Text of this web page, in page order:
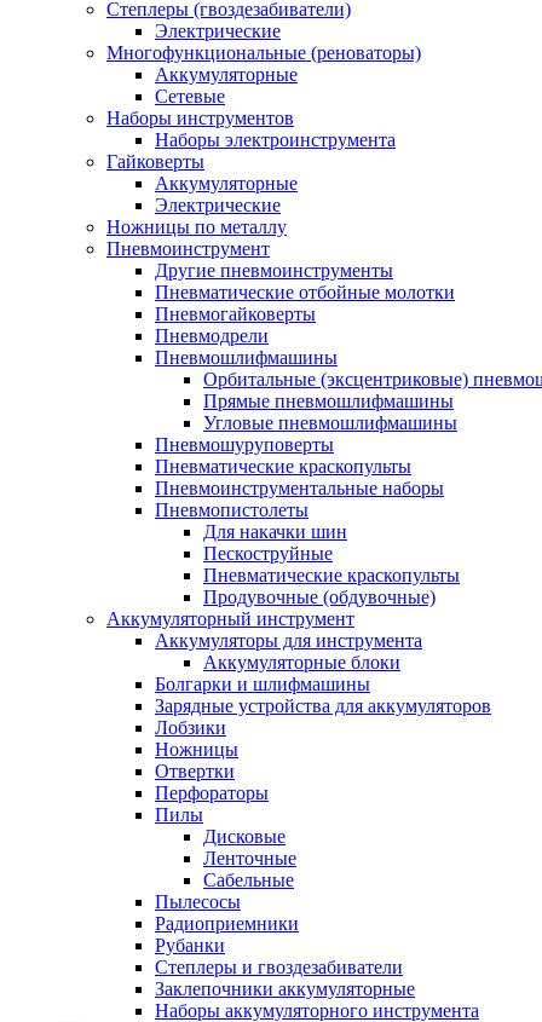
Степлеры (гвоздезабиватели)
Электрические
Многофункциональные (реноваторы)
Аккумуляторные
Сетевые
Наборы инструментов
Наборы электроинструмента
Гайковерты
Аккумуляторные
Электрические
Ножницы по металлу
Пневмоинструмент
Другие пневмоинструменты
Пневматические отбойные молотки
Пневмогайковерты
Пневмодрели
Пневмошлифмашины
Орбитальные (эксцентриковые)
Прямые пневмошлифмашины
Угловые пневмошлифмашины
Пневмошуруповерты
Пневматические краскопульты
Пневмоинструментальные наборы
Пневмопистолеты
Для накачки шин
Пескоструйные
Пневматические краскопульты
Продувочные (обдувочные)
Аккумуляторный инструмент
Аккумуляторы для инструмента
Аккумуляторные блоки
Болгарки и шлифмашины
Зарядные устройства для аккумуляторов
Лобзики
Ножницы
Отвертки
Перфораторы
Пилы
Дисковые
Ленточные
Сабельные
Пылесосы
Радиоприемники
Рубанки
Степлеры и гвоздезабиватели
Заклепочники аккумуляторные
Наборы аккумуляторного инструмента